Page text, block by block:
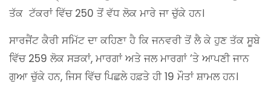
ਤੱਕ ਟੱਕਰਾਂ ਵਿੱਚ 250 ਤੋਂ ਵੱਧ ਲੋਕ ਮਾਰੇ ਜਾ ਚੁੱਕੇ ਹਨ।
ਸਾਰਜੈਂਟ ਕੈਰੀ ਸਮਿੱਟ ਦਾ ਕਹਿਣਾ ਹੈ ਕਿ ਜਨਵਰੀ ਤੋਂ ਲੈ ਕੇ ਹੁਣ ਤੱਕ ਸੂਬੇ
ਵਿੱਚ 259 ਲੋਕ ਸੜਕਾਂ, ਮਾਰਗਾਂ ਅਤੇ ਜਲ ਮਾਰਗਾਂ ‘ਤੇ ਆਪਣੀ ਜਾਨ
ਗੁਆ ​​ਚੁੱਕੇ ਹਨ, ਜਿਸ ਵਿੱਚ ਪਿਛਲੇ ਹਫ਼ਤੇ ਹੀ 19 ਮੌਤਾਂ ਸ਼ਾਮਲ ਹਨ।